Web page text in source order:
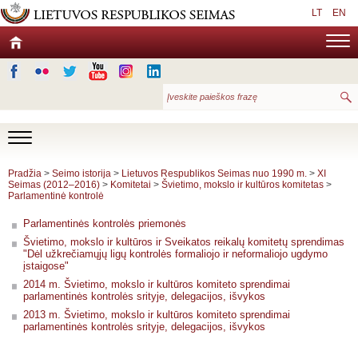
LT EN
Pradžia > Seimo istorija > Lietuvos Respublikos Seimas nuo 1990 m. > XI
Seimas (2012–2016) > Komitetai > Švietimo, mokslo ir kultūros komitetas >
Parlamentinė kontrolė
Parlamentinės kontrolės priemonės
Švietimo, mokslo ir kultūros ir Sveikatos reikalų komitetų sprendimas
"Dėl užkrečiamųjų ligų kontrolės formaliojo ir neformaliojo ugdymo
įstaigose"
2014 m. Švietimo, mokslo ir kultūros komiteto sprendimai
parlamentinės kontrolės srityje, delegacijos, išvykos
2013 m. Švietimo, mokslo ir kultūros komiteto sprendimai
parlamentinės kontrolės srityje, delegacijos, išvykos